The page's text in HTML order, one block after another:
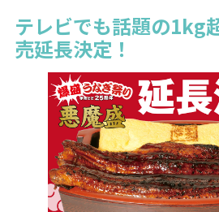
テレビでも話題の1kg
売延長決定！